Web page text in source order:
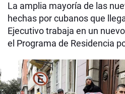
La amplia mayoría de las
hechas por cubanos que
Ejecutivo trabaja en un
el Programa de Residencia